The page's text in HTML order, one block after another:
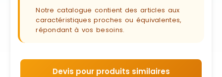
Notre catalogue contient des articles aux
caractéristiques proches ou équivalentes,
répondant à vos besoins.
Devis pour produits similaires